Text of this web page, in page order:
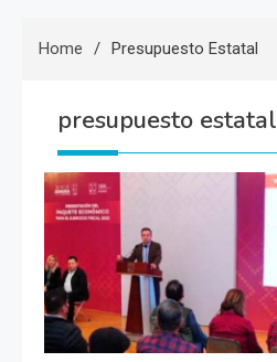
Home Presupuesto Estatal
presupuesto estatal